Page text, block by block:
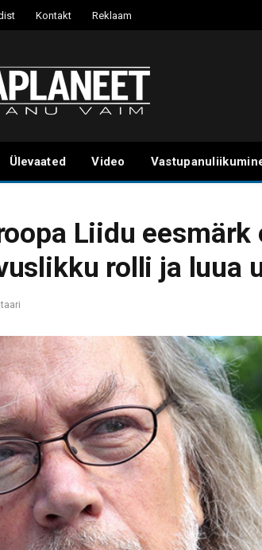
Kontakt Reklaam
Ülevaated Video
Liidu eesmärk
rolli ja luua